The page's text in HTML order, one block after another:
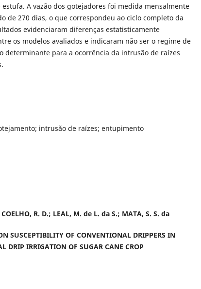
estufa. A vazão dos gotejadores foi medida mensalmente
de 270 dias, o que correspondeu ao ciclo completo da
evidenciaram diferenças estatisticamente
os modelos avaliados e indicaram não ser o regime de
determinante para a ocorrência da intrusão de raízes
intrusão de raízes; entupimento
COELHO, R. D.; LEAL, M. de L. da S.; MATA, S. S. da
SUSCEPTIBILITY OF CONVENTIONAL DRIPPERS IN
DRIP IRRIGATION OF SUGAR CANE CROP